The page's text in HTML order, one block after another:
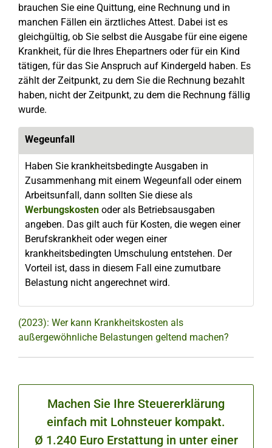
brauchen Sie eine Quittung, eine Rechnung und in
manchen Fällen ein ärztliches Attest. Dabei ist es
gleichgültig, ob Sie selbst die Ausgabe für eine eigene
Krankheit, für die Ihres Ehepartners oder für ein Kind
tätigen, für das Sie Anspruch auf Kindergeld haben. Es
zählt der Zeitpunkt, zu dem Sie die Rechnung bezahlt
haben, nicht der Zeitpunkt, zu dem die Rechnung fällig
wurde.
Wegeunfall
Haben Sie krankheitsbedingte Ausgaben in
Zusammenhang mit einem Wegeunfall oder einem
Arbeitsunfall, dann sollten Sie diese als
Werbungskosten oder als Betriebsausgaben
angeben. Das gilt auch für Kosten, die wegen einer
Berufskrankheit oder wegen einer
krankheitsbedingten Umschulung entstehen. Der
Vorteil ist, dass in diesem Fall eine zumutbare
Belastung nicht angerechnet wird.
(2023): Wer kann Krankheitskosten als
außergewöhnliche Belastungen geltend machen?
Machen Sie Ihre Steuererklärung
einfach mit Lohnsteuer kompakt.
Ø 1.240 Euro Erstattung in unter einer